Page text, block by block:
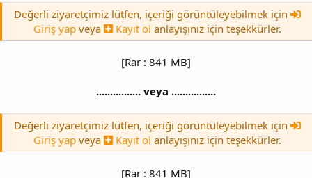
Değerli ziyaretçimiz lütfen, içeriği görüntüleyebilmek için
Giriş yap veya Kayıt ol anlayışınız için teşekkürler.
[Rar : 841 MB]
................ veya ................
Değerli ziyaretçimiz lütfen, içeriği görüntüleyebilmek için
Giriş yap veya Kayıt ol anlayışınız için teşekkürler.
[Rar : 841 MB]